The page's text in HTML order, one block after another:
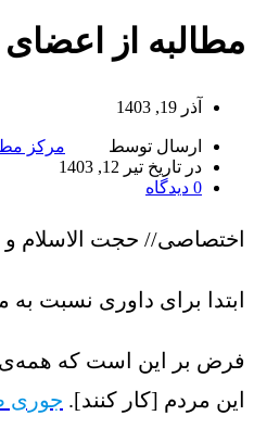
مطالبه از
آذر 19, 1403
ارسال توسط
مرکز
در تاریخ تیر 12, 1403
0 دیدگاه
اختصاصی// حجت الاسلام
ابتدا برای داوری نسبت
فرض بر این است که همه‌ی
این مردم [کار کنند]. جوری